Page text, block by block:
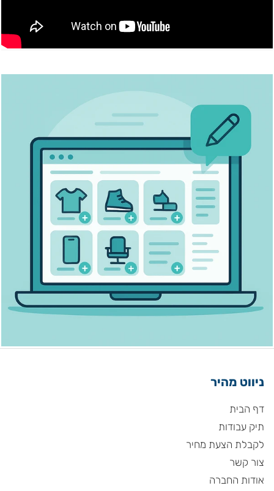
ניווט מהיר
דף הבית
תיק עבודות
לקבלת הצעת מחיר
צור קשר
אודות החברה